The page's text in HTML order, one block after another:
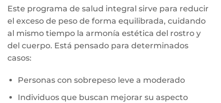
Este programa de salud integral sirve para reducir
el exceso de peso de forma equilibrada, cuidando
al mismo tiempo la armonía estética del rostro y
del cuerpo. Está pensado para determinados
casos:
Personas con sobrepeso leve a moderado
Individuos que buscan mejorar su aspecto